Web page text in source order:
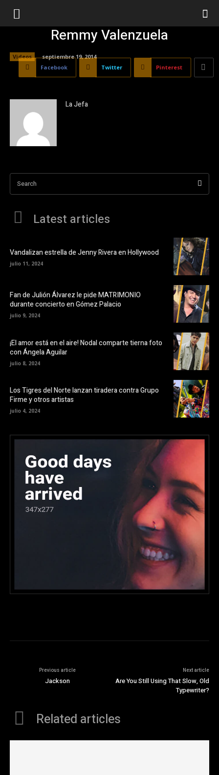
Remmy Valenzuela
Videos
septiembre 19, 2014
Facebook
Twitter Pinterest
La Jefa
Search
Latest articles
Vandalizan estrella de Jenny Rivera en Hollywood
julio 11, 2024
Fan de Julión Álvarez le pide MATRIMONIO
durante concierto en Gómez Palacio
julio 9, 2024
¡El amor está en el aire! Nodal comparte tierna foto
con Ángela Aguilar
julio 8, 2024
Los Tigres del Norte lanzan tiradera contra Grupo
Firme y otros artistas
julio 4, 2024
Previous article
Jackson
Next article
Are You Still Using That Slow, Old
Typewriter?
Related articles